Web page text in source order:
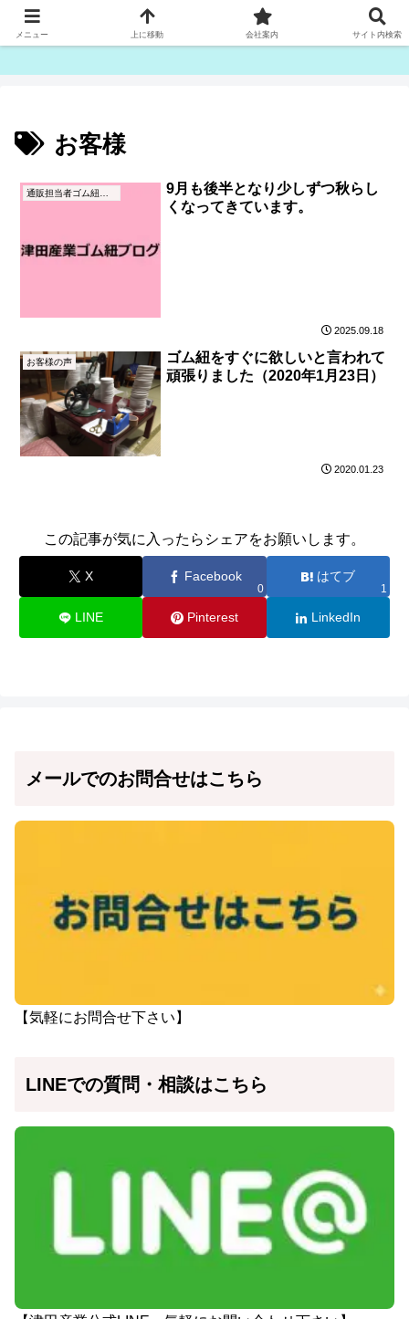
ゴム紐・平ゴム製造販売は津田産業直販部です
お客様
9月も後半となり少しずつ秋らし
くなってきています。
2025.09.18
お客様の声
ゴム紐をすぐに欲しいと言われて
頑張りました（2020年1月23日）
2020.01.23
この記事が気に入ったらシェアをお願いします。
X Facebook
0
はてブ
1
LINE Pinterest LinkedIn
メールでのお問合せはこちら
【気軽にお問合せ下さい】
LINEでの質問・相談はこちら
メニュー 上に移動 会社案内 サイト内検索